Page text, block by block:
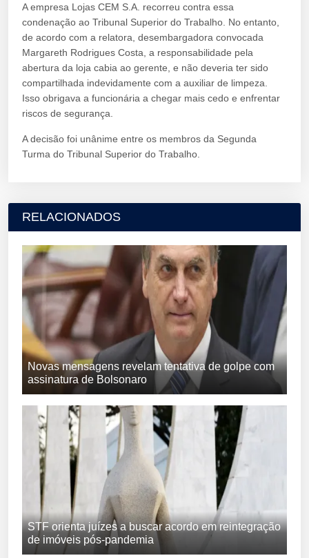
A empresa Lojas CEM S.A. recorreu contra essa
condenação ao Tribunal Superior do Trabalho. No entanto,
de acordo com a relatora, desembargadora convocada
Margareth Rodrigues Costa, a responsabilidade pela
abertura da loja cabia ao gerente, e não deveria ter sido
compartilhada indevidamente com a auxiliar de limpeza.
Isso obrigava a funcionária a chegar mais cedo e enfrentar
riscos de segurança.
A decisão foi unânime entre os membros da Segunda
Turma do Tribunal Superior do Trabalho.
RELACIONADOS
Novas mensagens revelam tentativa de golpe com
assinatura de Bolsonaro
STF orienta juízes a buscar acordo em reintegração
de imóveis pós-pandemia